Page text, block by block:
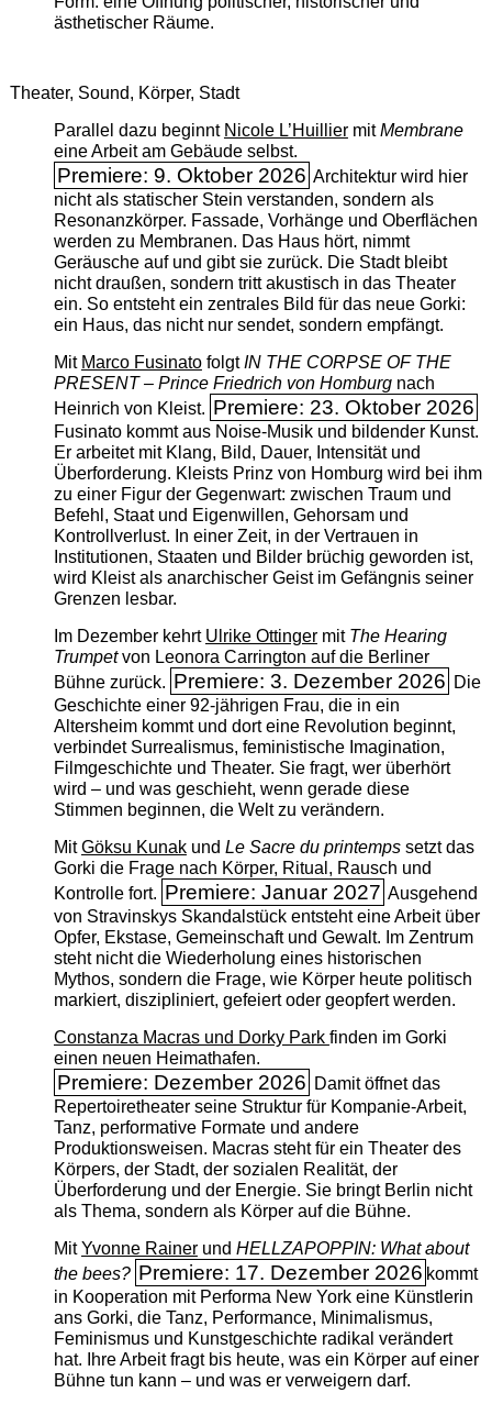
ästhetischer Räume.
Theater, Sound, Körper, Stadt
Parallel dazu beginnt Nicole L’Huilliermit ­Membrane
eine Arbeit am Gebäude selbst.
Premiere: 9. Oktober 2026 Architektur wird hier
nicht als statischer Stein verstanden, sondern als
Resonanzkörper. Fassade, Vorhänge und Oberflächen
werden zu Membranen. Das Haus hört, nimmt
Geräusche auf und gibt sie zurück. Die Stadt bleibt
nicht draußen, sondern tritt akustisch in das Theater
ein. So entsteht ein zentrales Bild für das neue Gorki:
ein Haus, das nicht nur sendet, sondern empfängt.
Mit Marco FusinatofolgtIN THE CORPSE OF THE
PRESENT – Prince Friedrich von Homburgnach
Heinrich von Kleist. Premiere: 23. Oktober 2026
Fusinato kommt aus Noise-Musik und bildender Kunst.
Er arbeitet mit Klang, Bild, Dauer, Intensität und
Überforderung. Kleists Prinz von Homburg wird bei ihm
zu einer Figur der Gegenwart: zwischen Traum und
Befehl, Staat und Eigenwillen, Gehorsam und
Kontrollverlust. In einer Zeit, in der Vertrauen in
Institutionen, Staaten und Bilder brüchig geworden ist,
wird Kleist als anarchischer Geist im Gefängnis seiner
Grenzen lesbar.
Im Dezember kehrt Ulrike Ottingermit The ­Hearing
Trumpetvon Leonora Carrington auf die Berliner
Bühne zurück. Premiere: 3. Dezember 2026 Die
Geschichte einer 92-jährigen Frau, die in ein
Altersheim kommt und dort eine Revolution beginnt,
verbindet Surrealismus, feministische Imagination,
Filmgeschichte und Theater. Sie fragt, wer überhört
wird – und was geschieht, wenn gerade diese
Stimmen beginnen, die Welt zu verändern.
MitGöksu Kunakund Le Sacre du printempssetzt das
Gorki die Frage nach Körper, Ritual, Rausch und
Kontrolle fort. Premiere: Januar 2027 Ausgehend
von Stravinskys Skandalstück entsteht eine Arbeit über
Opfer, Ekstase, Gemeinschaft und Gewalt. Im Zentrum
steht nicht die Wiederholung eines historischen
Mythos, sondern die Frage, wie Körper heute politisch
markiert, diszipliniert, gefeiert oder geopfert werden.
Constanza Macras und Dorky Park finden im Gorki
einen neuen Heimathafen.
Premiere: Dezember 2026 Damit öffnet das
Repertoiretheater seine Struktur für Kompanie-Arbeit,
Tanz, performative Formate und andere
Produktionsweisen. Macras steht für ein Theater des
Körpers, der Stadt, der sozialen Realität, der
Überforderung und der Energie. Sie bringt Berlin nicht
als Thema, sondern als Körper auf die Bühne.
MitYvonne Rainerund HELLZAPOPPIN: What about
the bees? Premiere: 17. Dezember 2026 kommt
in Kooperation mit Performa New York eine Künstlerin
ans Gorki, die Tanz, Performance, Minimalismus,
Feminismus und Kunstgeschichte radikal verändert
hat. Ihre Arbeit fragt bis heute, was ein Körper auf einer
Bühne tun kann – und was er verweigern darf.